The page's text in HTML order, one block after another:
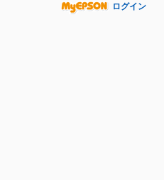
ログイン